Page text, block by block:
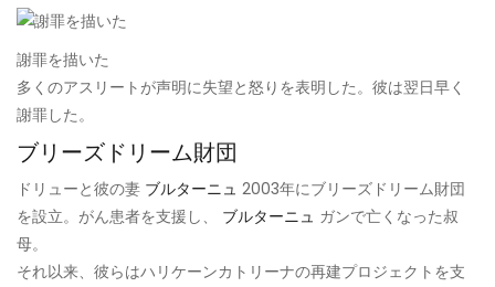
謝罪を描いた
多くのアスリートが声明に失望と怒りを表明した。彼は翌日早く
謝罪した。
ブリーズドリーム財団
ドリューと彼の妻 ブルターニュ 2003年にブリーズドリーム財団
を設立。がん患者を支援し、 ブルターニュ ガンで亡くなった叔
母。
それ以来、彼らはハリケーンカトリーナの再建プロジェクトを支